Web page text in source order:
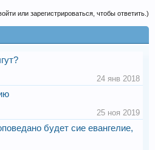
или зарегистрироваться, чтобы ответить.)
24 янв 2018
25 ноя 2019
будет сие евангелие,